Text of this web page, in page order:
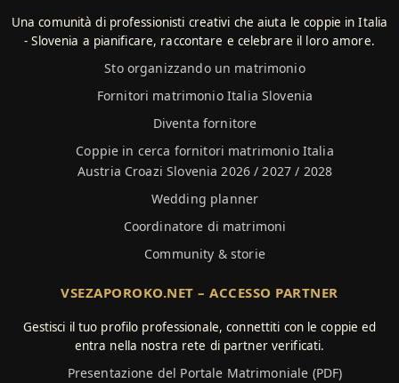
Una comunità di professionisti creativi che aiuta le coppie in Italia
- Slovenia a pianificare, raccontare e celebrare il loro amore.
Sto organizzando un matrimonio
Fornitori matrimonio Italia Slovenia
Diventa fornitore
Coppie in cerca fornitori matrimonio Italia
Austria Croazi Slovenia 2026 / 2027 / 2028
Wedding planner
Coordinatore di matrimoni
Community & storie
VSEZAPOROKO.NET – ACCESSO PARTNER
Gestisci il tuo profilo professionale, connettiti con le coppie ed
entra nella nostra rete di partner verificati.
Presentazione del Portale Matrimoniale (PDF)